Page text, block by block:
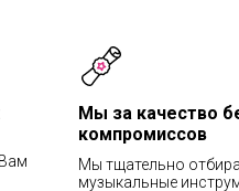
Мы за качество
компромиссов
Мы тщательно
музыкальные